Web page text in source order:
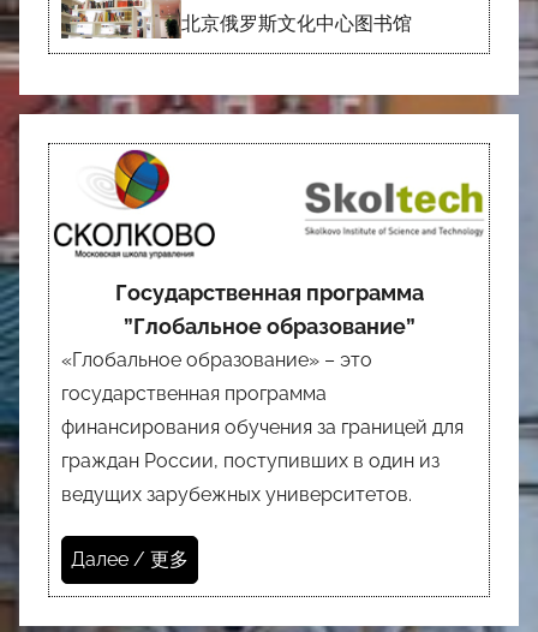
北京俄罗斯文化中心图书馆
Государственная программа
”Глобальное образование”
«Глобальное образование» – это
государственная программа
финансирования обучения за границей для
граждан России, поступивших в один из
ведущих зарубежных университетов.
Далее / 更多